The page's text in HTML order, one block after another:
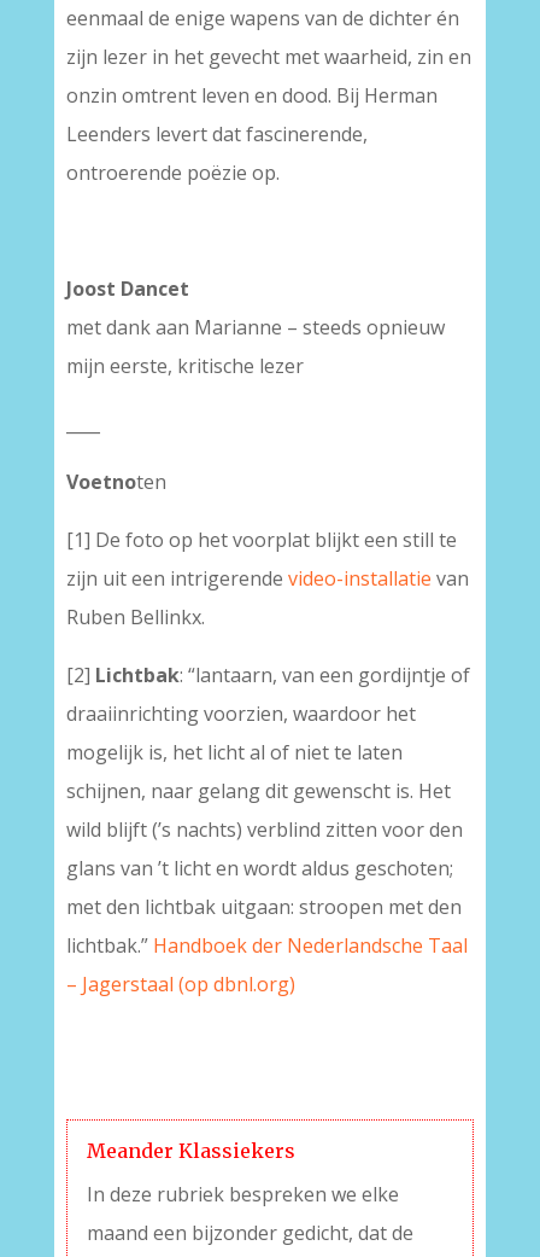
eenmaal de enige wapens van de dichter én
zijn lezer in het gevecht met waarheid, zin en
onzin omtrent leven en dood. Bij Herman
Leenders levert dat fascinerende,
ontroerende poëzie op.
Joost Dancet
met dank aan Marianne – steeds opnieuw
mijn eerste, kritische lezer
Voetnoten
[1] De foto op het voorplat blijkt een still te
zijn uit een intrigerende video-installatie van
Ruben Bellinkx.
[2] Lichtbak: “lantaarn, van een gordijntje of
draaiinrichting voorzien, waardoor het
mogelijk is, het licht al of niet te laten
schijnen, naar gelang dit gewenscht is. Het
wild blijft (’s nachts) verblind zitten voor den
glans van ’t licht en wordt aldus geschoten;
met den lichtbak uitgaan: stroopen met den
lichtbak.” Handboek der Nederlandsche Taal
– Jagerstaal (op dbnl.org)
Meander Klassiekers
In deze rubriek bespreken we elke
maand een bijzonder gedicht, dat de